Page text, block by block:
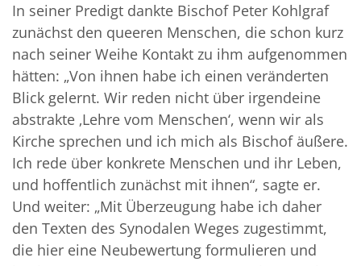
In seiner Predigt dankte Bischof Peter Kohlgraf
zunächst den queeren Menschen, die schon kurz
nach seiner Weihe Kontakt zu ihm aufgenommen
hätten: „Von ihnen habe ich einen veränderten
Blick gelernt. Wir reden nicht über irgendeine
abstrakte ‚Lehre vom Menschen‘, wenn wir als
Kirche sprechen und ich mich als Bischof äußere.
Ich rede über konkrete Menschen und ihr Leben,
und hoffentlich zunächst mit ihnen“, sagte er.
Und weiter: „Mit Überzeugung habe ich daher
den Texten des Synodalen Weges zugestimmt,
die hier eine Neubewertung formulieren und